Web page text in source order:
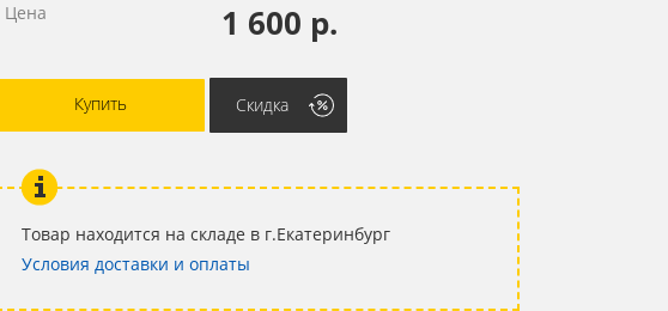
Цена 1 600 р.
Купить Скидка
Товар находится на складе в г.Екатеринбург
Условия доставки и оплаты